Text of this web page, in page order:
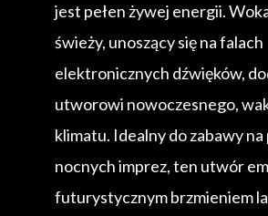
jest pełen żywej energii.
świeży, unoszący się na falach
elektronicznych dźwięków,
utworowi nowoczesnego,
klimatu. Idealny do zabawy na
nocnych imprez, ten utwór
futurystycznym brzmieniem